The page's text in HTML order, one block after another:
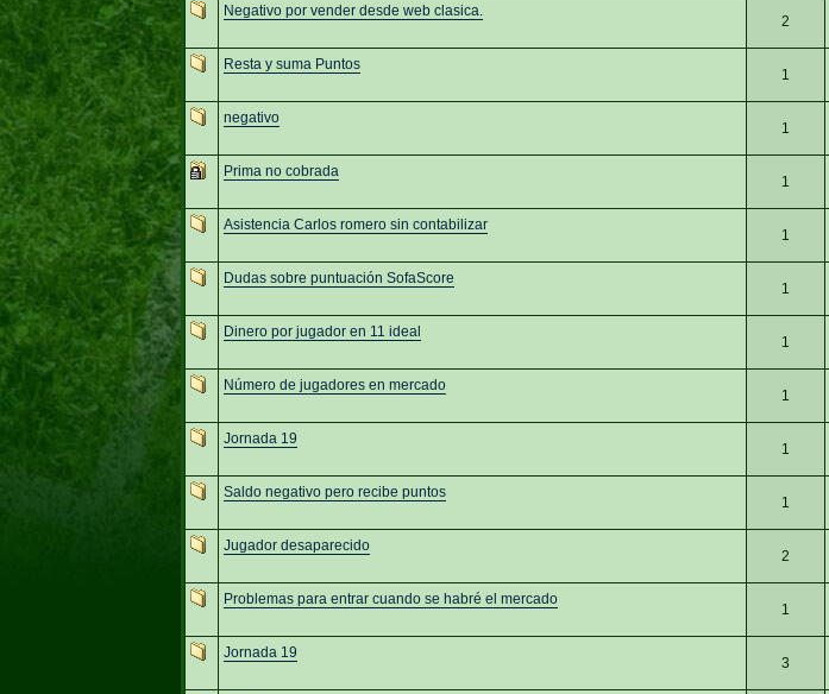
Negativo por vender desde web clasica.
2
Resta y suma Puntos
1
negativo
1
Prima no cobrada
1
Asistencia Carlos romero sin contabilizar
1
Dudas sobre puntuación SofaScore
1
Dinero por jugador en 11 ideal
1
Número de jugadores en mercado
1
Jornada 19
1
Saldo negativo pero recibe puntos
1
Jugador desaparecido
2
Problemas para entrar cuando se habré el mercado
1
Jornada 19
3